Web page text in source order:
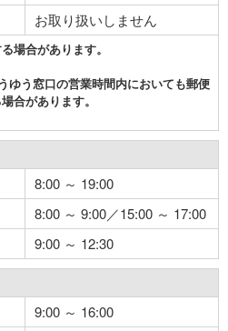
お取り扱いしません
場合があります。
ゆう窓口の営業時間内においても郵便
合があります。
8:00 ～ 19:00
8:00 ～ 9:00／15:00 ～ 17:00
9:00 ～ 12:30
9:00 ～ 16:00